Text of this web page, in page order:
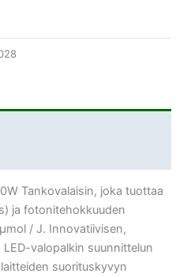
Tankovalaisin, joka tuottaa
ja fotonitehokkuuden
/ J. Innovatiivisen,
valopalkin suunnittelun
suorituskyvyn